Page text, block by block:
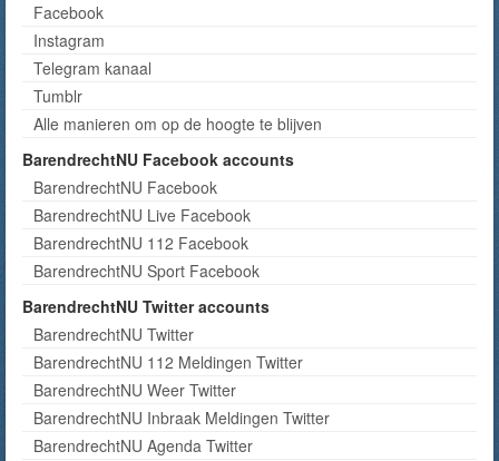
Facebook
Instagram
Telegram kanaal
Tumblr
Alle manieren om op de hoogte te blijven
BarendrechtNU Facebook accounts
BarendrechtNU Facebook
BarendrechtNU Live Facebook
BarendrechtNU 112 Facebook
BarendrechtNU Sport Facebook
BarendrechtNU Twitter accounts
BarendrechtNU Twitter
BarendrechtNU 112 Meldingen Twitter
BarendrechtNU Weer Twitter
BarendrechtNU Inbraak Meldingen Twitter
BarendrechtNU Agenda Twitter